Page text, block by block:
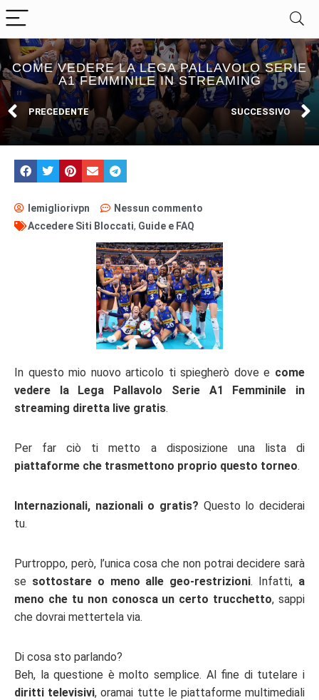
COME VEDERE LA LEGA PALLAVOLO SERIE
A1 FEMMINILE IN STREAMING
PRECEDENTE SUCCESSIVO
lemigliorivpn
Nessun commento
Accedere Siti Bloccati, Guide e FAQ
In questo mio nuovo articolo ti spiegherò dove e come
vedere la Lega Pallavolo Serie A1 Femminile in
streaming diretta live gratis.
Per far ciò ti metto a disposizione una lista di
piattaforme che trasmettono proprio questo torneo.
Internazionali, nazionali o gratis? Questo lo deciderai
tu.
Purtroppo, però, l’unica cosa che non potrai decidere sarà
se sottostare o meno alle geo-restrizioni. Infatti, a
meno che tu non conosca un certo trucchetto, sappi
che dovrai mettertela via.
Di cosa sto parlando?
Beh, la questione è molto semplice. Al fine di tutelare i
diritti televisivi, oramai tutte le piattaforme multimediali